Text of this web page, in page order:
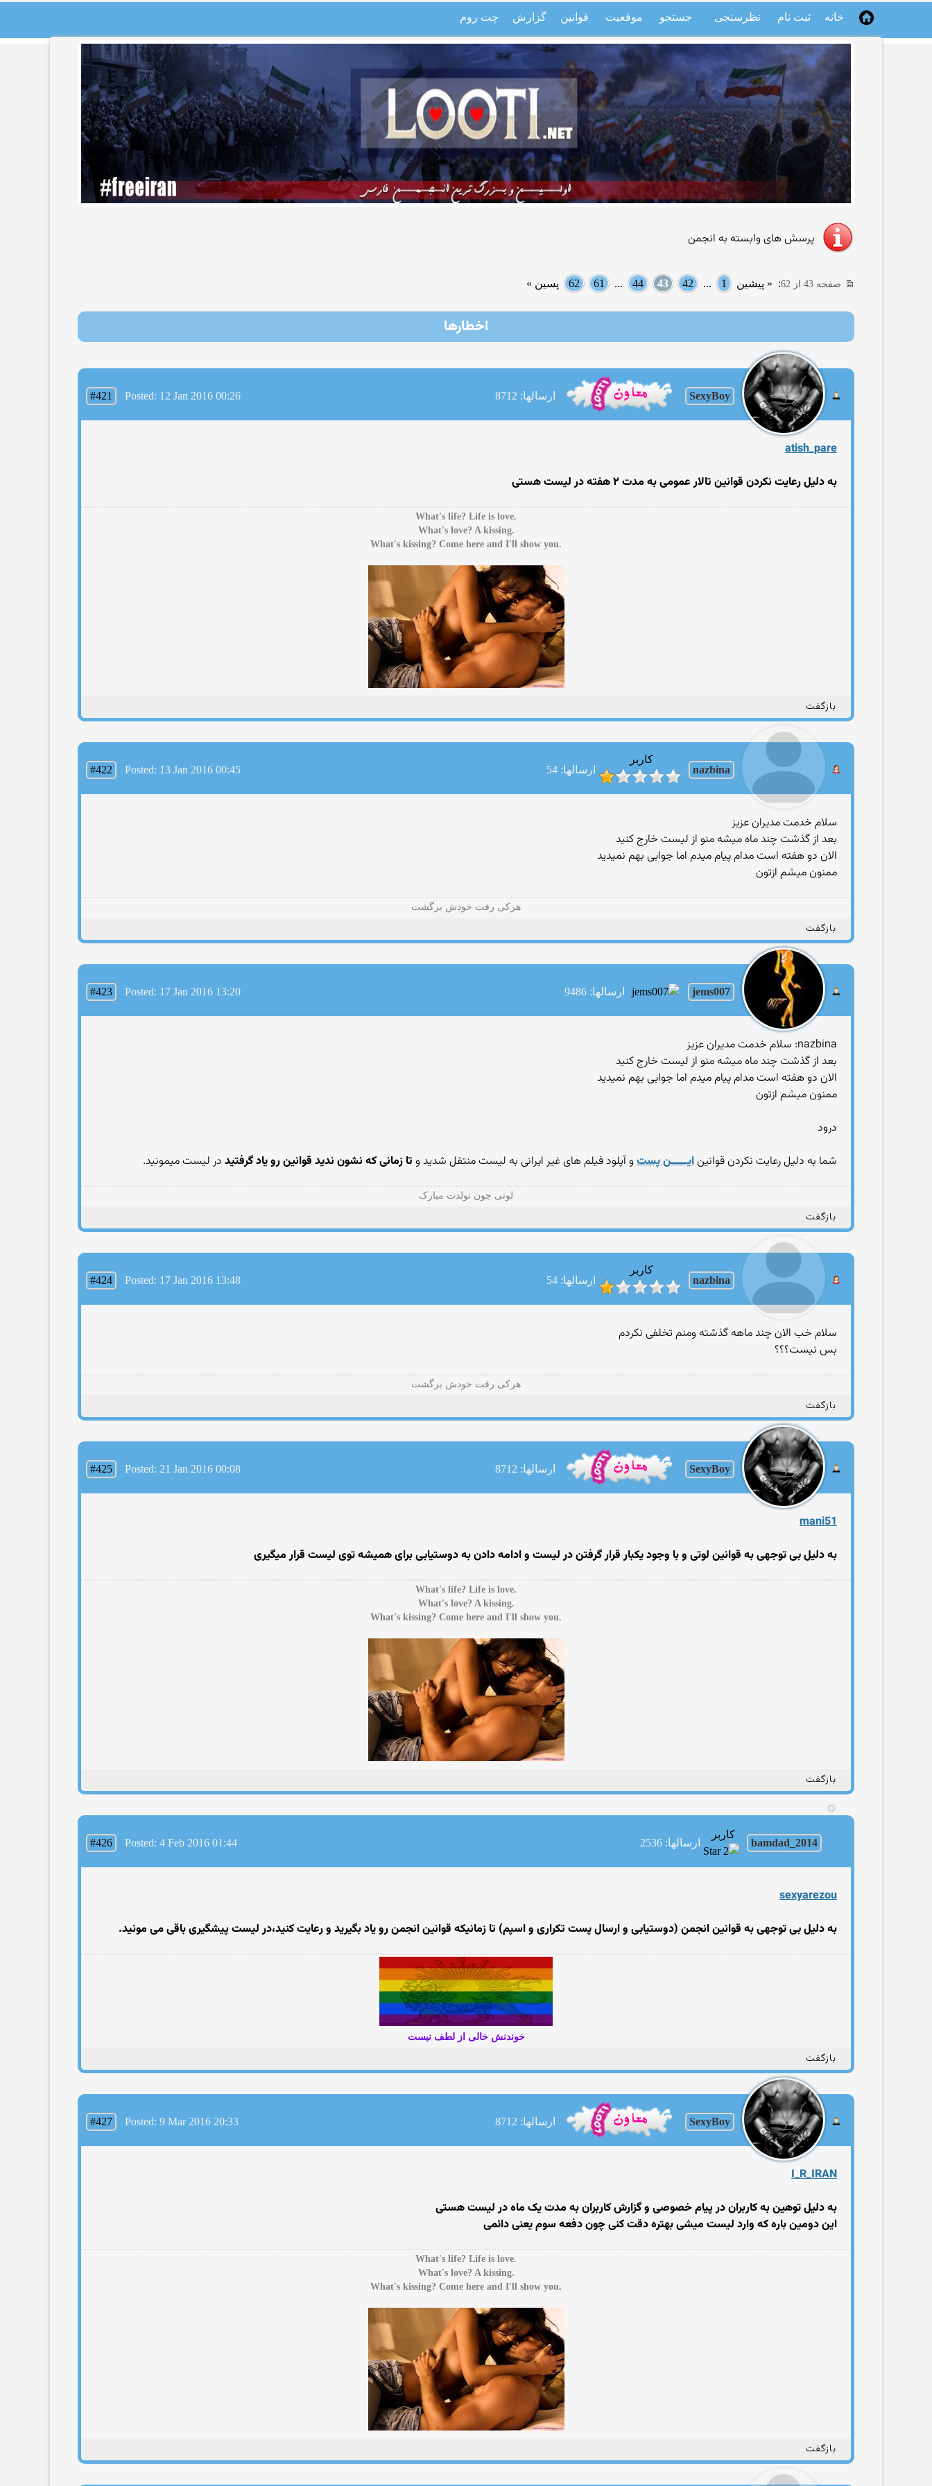
خانه ثبت نام نظرسنجی جستجو موقعیت قوانین گزارش چت روم
پرسش های وابسته به انجمن
صفحه 43 از 62 : « پیشین 1
...
42
43
44
...
61
62 پسین »
اخطارها
SexyBoy ارسالها: 8712 #421 Posted: 12 Jan 2016 00:26
atish_pare
به دلیل رعایت نکردن قوانین تالار عمومی به مدت ۲ هفته در لیست هستی
.What's life? Life is love
.What's love? A kissing
.What's kissing? Come here and I'll show you
بازگفت
nazbina
کاربر
ارسالها: 54
#422 Posted: 13 Jan 2016 00:45
سلام خدمت مدیران عزیز
بعد از گذشت چند ماه میشه منو از لیست خارج کنید
الان دو هفته است مدام پیام میدم اما جوابی بهم نمیدید
ممنون میشم ازتون
هرکی رفت خودش برگشت
بازگفت
jems007 ارسالها: 9486 #423 Posted: 17 Jan 2016 13:20
nazbina: سلام خدمت مدیران عزیز
بعد از گذشت چند ماه میشه منو از لیست خارج کنید
الان دو هفته است مدام پیام میدم اما جوابی بهم نمیدید
ممنون میشم ازتون
درود
شما به دلیل رعایت نکردن قوانینایــــــن پستو آپلود فیلم های غیر ایرانی به لیست منتقل شدید و تا زمانی که نشون ندید قوانین رو یاد گرفتید در لیست میمونید.
لوتی جون تولدت مبارک
بازگفت
nazbina
کاربر
ارسالها: 54
#424 Posted: 17 Jan 2016 13:48
سلام خب الان چند ماهه گذشته ومنم تخلفی نکردم
بس نیست؟؟؟
هرکی رفت خودش برگشت
بازگفت
SexyBoy ارسالها: 8712 #425 Posted: 21 Jan 2016 00:08
mani51
به دلیل بی توجهی به قوانین لوتی و با وجود یکبار قرار گرفتن در لیست و ادامه دادن به دوستیابی برای همیشه توی لیست قرار میگیری
.What's life? Life is love
.What's love? A kissing
.What's kissing? Come here and I'll show you
بازگفت
bamdad_2014
کاربر
ارسالها: 2536 #426 Posted: 4 Feb 2016 01:44
sexyarezou
به دلیل بی توجهی به قوانین انجمن (دوستیابی و ارسال پست تکراری و اسپم) تا زمانیکه قوانین انجمن رو یاد بگیرید و رعایت کنید،در لیست پیشگیری باقی می مونید.
خوندنش خالی از لطف نیست
بازگفت
SexyBoy ارسالها: 8712 #427 Posted: 9 Mar 2016 20:33
I_R_IRAN
به دلیل توهین به کاربران در پیام خصوصی و گزارش کاربران به مدت یک ماه در لیست هستی
این دومین باره که وارد لیست میشی بهتره دقت کنی چون دفعه سوم یعنی دائمی
.What's life? Life is love
.What's love? A kissing
.What's kissing? Come here and I'll show you
بازگفت